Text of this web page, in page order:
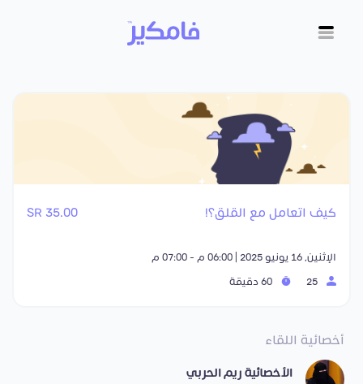
كيف اتعامل مع القلق؟! 35.00 SR
الإثنين, 16 يونيو 2025 | 06:00 م - 07:00 م
أخصائية اللقاء
الأخصائية ريم الحربي